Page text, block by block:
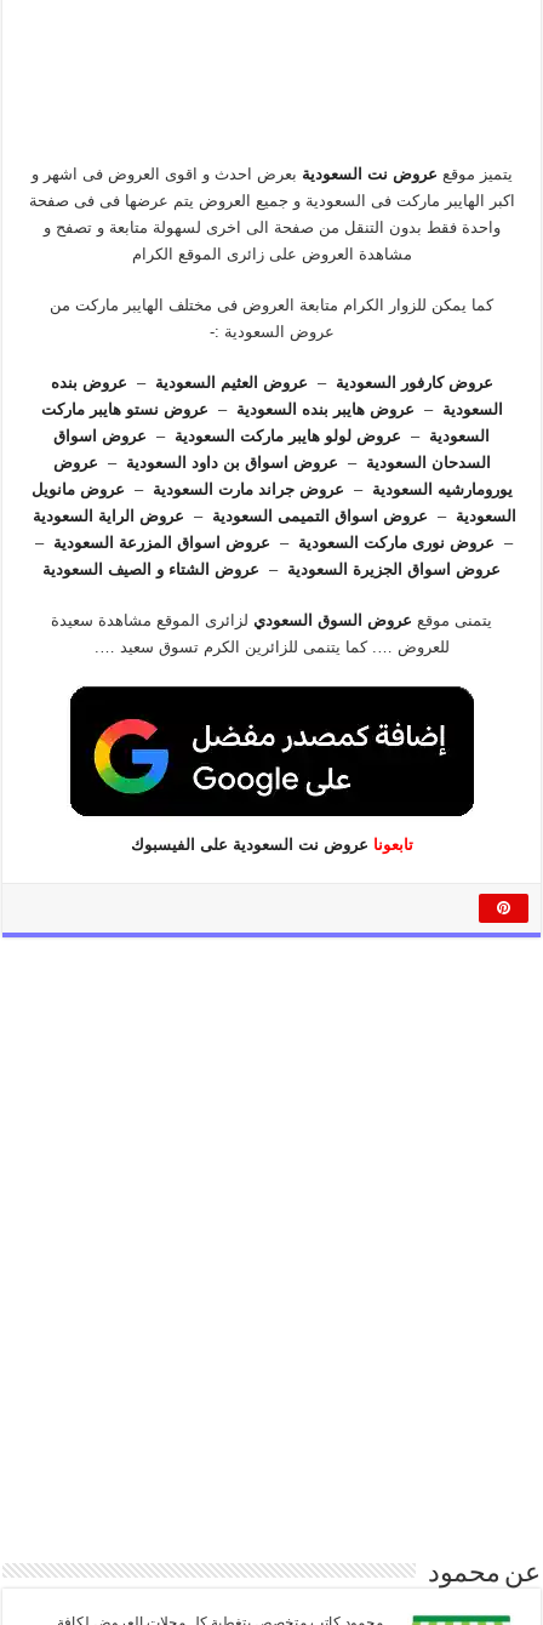
يتميز موقع عروض نت السعوديةبعرض احدث و اقوى العروض فى اشهر و
اكبر الهايبر ماركت فى السعودية و جميع العروض يتم عرضها فى فى صفحة
واحدة فقط بدون التنقل من صفحة الى اخرى لسهولة متابعة و تصفح و
مشاهدة العروض على زائرى الموقع الكرام
كما يمكن للزوار الكرام متابعة العروض فى مختلف الهايبر ماركت من
عروض السعودية :-
عروض كارفور السعودية – عروض العثيم السعودية –
عروض بنده
السعودية – عروض هايبر بنده السعودية –
عروض نستو هايبر ماركت
السعودية – عروض لولو هايبر ماركت السعودية –
عروض اسواق
السدحان السعودية – عروض اسواق بن داود السعودية –
عروض
يورومارشيه السعودية – عروض جراند مارت السعودية –
عروض مانويل
السعودية – عروض اسواق التميمى السعودية –
عروض الراية السعودية
–
عروض نورى ماركت السعودية – عروض اسواق المزرعة السعودية –
عروض اسواق الجزيرة السعودية – عروض الشتاء و الصيف السعودية
يتمنى موقع عروض السوق السعوديلزائرى الموقع مشاهدة سعيدة
للعروض …. كما يتنمى للزائرين الكرم تسوق سعيد ….
تابعونا عروض نت السعودية على الفيسبوك
عن محمود